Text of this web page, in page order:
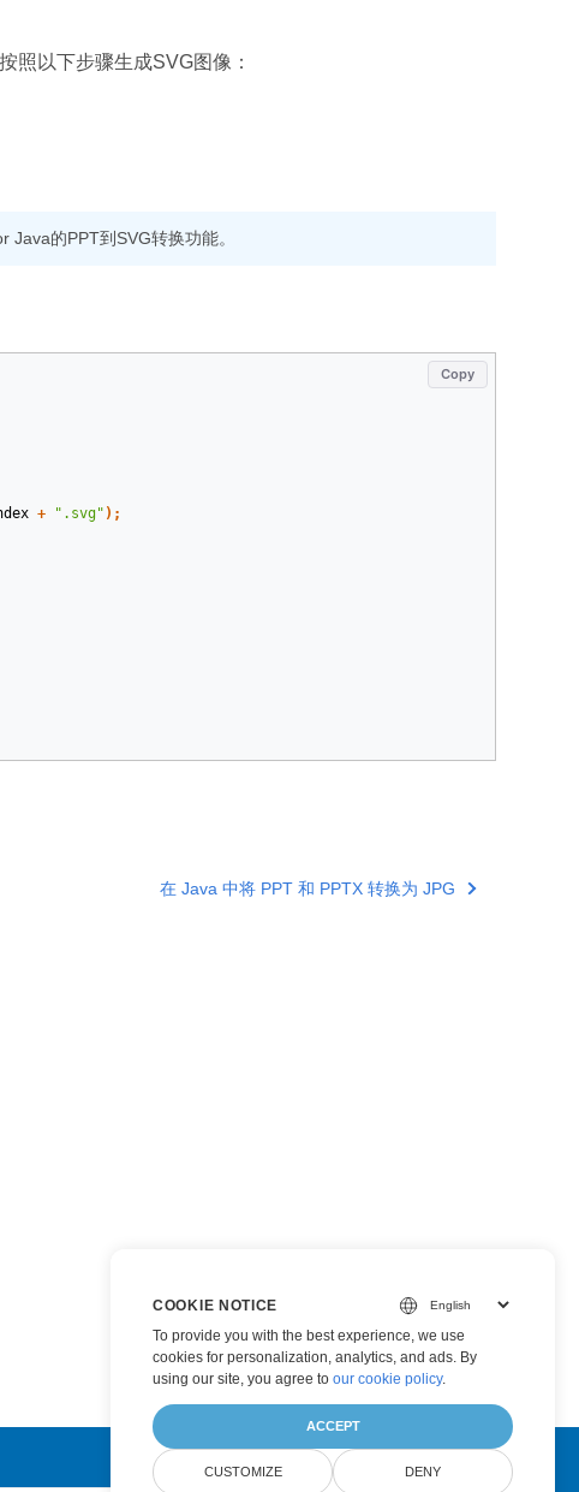
照以下步骤生成SVG图像：
的PPT到SVG转换功能。
Copy
+ ".svg" );
在 Java 中将 PPT 和 PPTX 转换为 JPG
COOKIE NOTICE
To provide you with the best experience, we use
cookies for personalization, analytics, and ads. By
using our site, you agree to our cookie policy.
ACCEPT
CUSTOMIZE DENY